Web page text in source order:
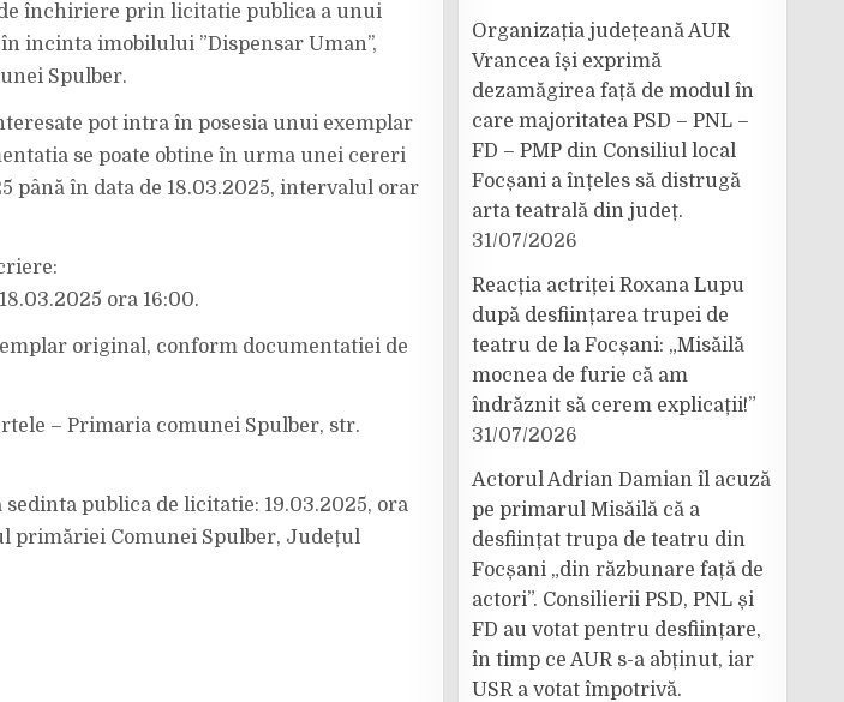
închiriere prin licitatie publica a unui
incinta imobilului ”Dispensar Uman’’,
Spulber.
pot intra în posesia unui exemplar
se poate obtine în urma unei cereri
până în data de 18.03.2025, intervalul orar
ora 16:00.
original, conform documentatiei de
– Primaria comunei Spulber, str.
sedinta publica de licitatie: 19.03.2025, ora
primăriei Comunei Spulber, Județul
Organizația județeană AUR
Vrancea își exprimă
dezamăgirea față de modul în
care majoritatea PSD – PNL –
FD – PMP din Consiliul local
Focșani a înțeles să distrugă
arta teatrală din județ.
31/07/2026
Reacția actriței Roxana Lupu
după desființarea trupei de
teatru de la Focșani: „Misăilă
mocnea de furie că am
îndrăznit să cerem explicații!”
31/07/2026
Actorul Adrian Damian îl acuză
pe primarul Misăilă că a
desființat trupa de teatru din
Focșani „din răzbunare față de
actori”. Consilierii PSD, PNL și
FD au votat pentru desființare,
în timp ce AUR s-a abținut, iar
USR a votat împotrivă.